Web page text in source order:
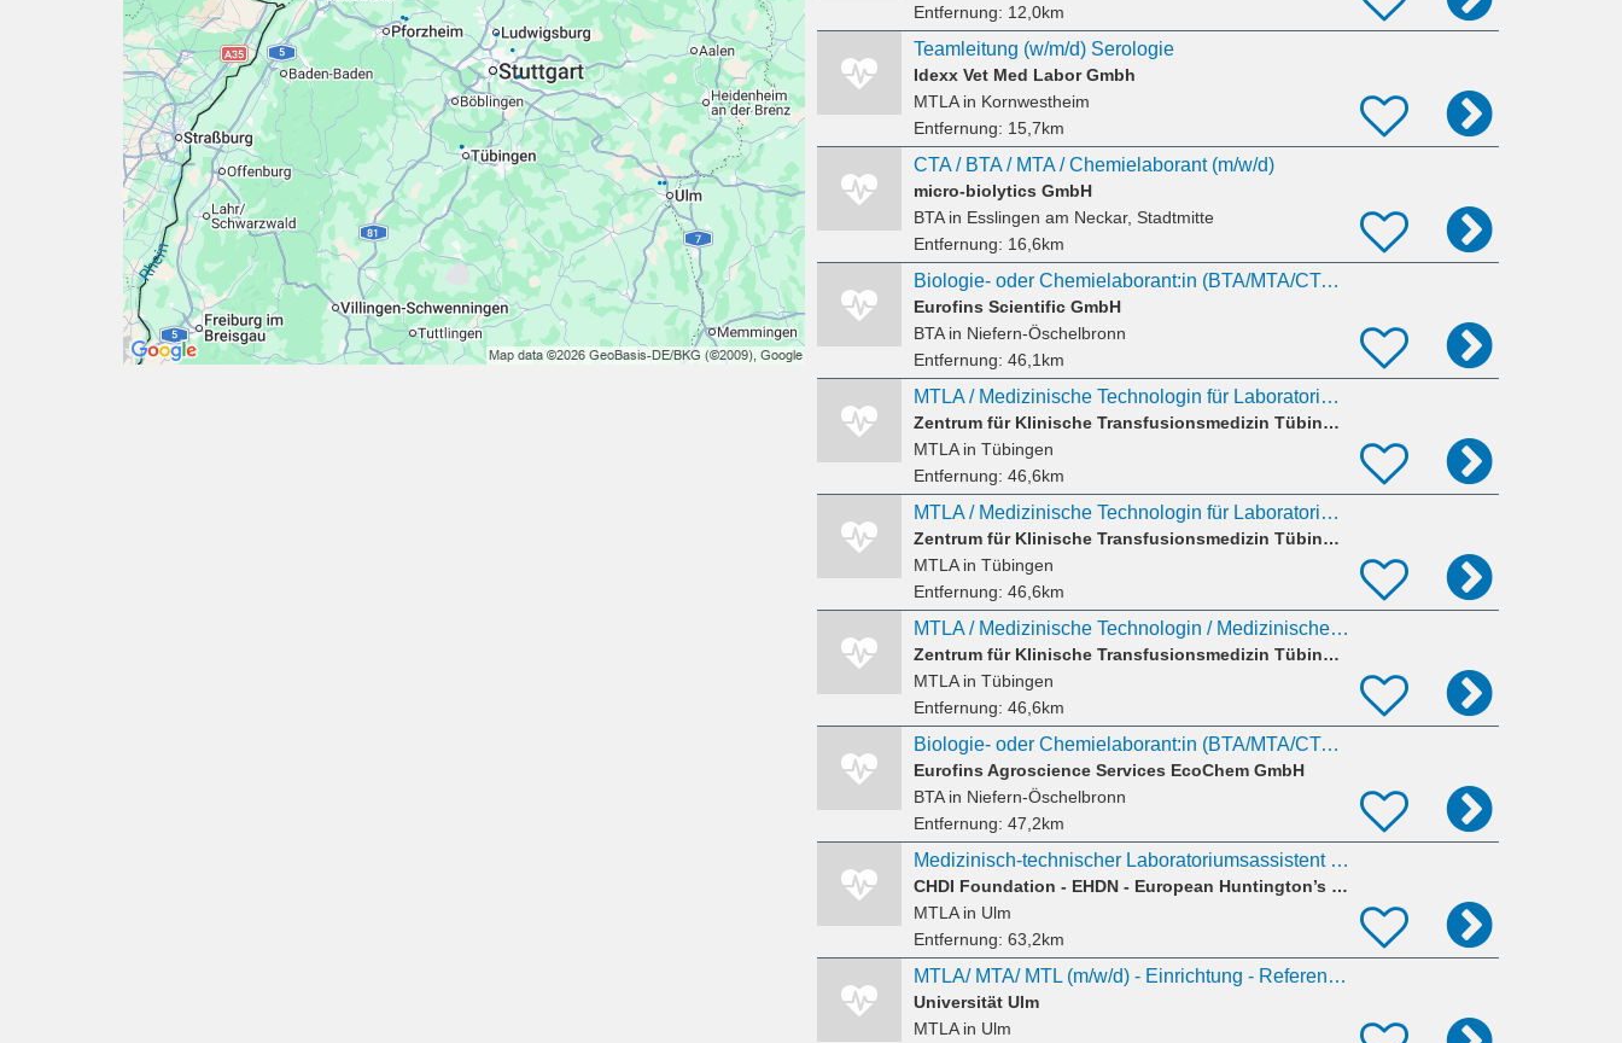
Entfernung: 12,0km
Teamleitung (w/m/d) Serologie
Idexx Vet Med Labor Gmbh
MTLAin Kornwestheim
Entfernung: 15,7km
CTA / BTA / MTA / Chemielaborant (m/w/d)
micro-biolytics GmbH
BTAin Esslingen am Neckar, Stadtmitte
Entfernung: 16,6km
Biologie- oder Chemielaborant:in (BTA/MTA/CTA) im Bereich Mikrobiologie (m/w/d)
Eurofins Scientific GmbH
BTAin Niefern-Öschelbronn
Entfernung: 46,1km
MTLA / Medizinische Technologin für Laboratoriumsanalytik für die Qualitätskontrolle
Zentrum für Klinische Transfusionsmedizin Tübingen gGmbH
MTLAin Tübingen
Entfernung: 46,6km
MTLA / Medizinische Technologin für Laboratoriumsanalytik
Zentrum für Klinische Transfusionsmedizin Tübingen gGmbH
MTLAin Tübingen
Entfernung: 46,6km
MTLA / Medizinische Technologin / Medizinischer Technologe für Laboratoriumsanalytik (m/w/d) )
Zentrum für Klinische Transfusionsmedizin Tübingen gGmbH
MTLAin Tübingen
Entfernung: 46,6km
Biologie- oder Chemielaborant:in (BTA/MTA/CTA) im Bereich Mikrobiologie (m/w/d)
Eurofins Agroscience Services EcoChem GmbH
BTAin Niefern-Öschelbronn
Entfernung: 47,2km
Medizinisch-technischer Laboratoriumsassistent (MTLA) (w/m/d) für das histologische und
CHDI Foundation - EHDN - European Huntington’s Disease Network - European HD Network - Universitä
MTLAin Ulm
Entfernung: 63,2km
MTLA/ MTA/ MTL (m/w/d) - Einrichtung - Referenz-Nr. 26100
Universität Ulm
MTLAin Ulm